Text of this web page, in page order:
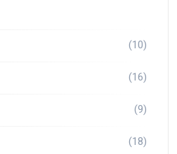
(10)
(16)
(9)
(18)